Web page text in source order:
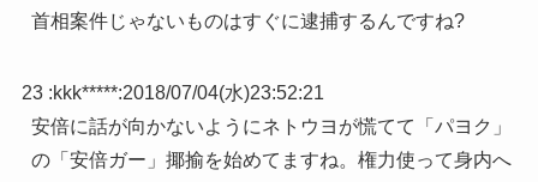
首相案件じゃないものはすぐに逮捕するんですね?
23 :kkk*****:2018/07/04(水)23:52:21
安倍に話が向かないようにネトウヨが慌てて「パヨク」
の「安倍ガー」揶揄を始めてますね。権力使って身内へ